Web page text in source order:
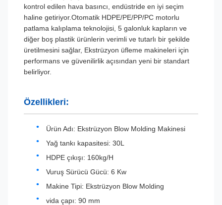
kontrol edilen hava basıncı, endüstride en iyi seçim
haline getiriyor.Otomatik HDPE/PE/PP/PC motorlu
patlama kalıplama teknolojisi, 5 galonluk kapların ve
diğer boş plastik ürünlerin verimli ve tutarlı bir şekilde
üretilmesini sağlar, Ekstrüzyon üfleme makineleri için
performans ve güvenilirlik açısından yeni bir standart
belirliyor.
Özellikleri:
Ürün Adı: Ekstrüzyon Blow Molding Makinesi
Yağ tankı kapasitesi: 30L
HDPE çıkışı: 160kg/H
Vuruş Sürücü Gücü: 6 Kw
Makine Tipi: Ekstrüzyon Blow Molding
vida çapı: 90 mm